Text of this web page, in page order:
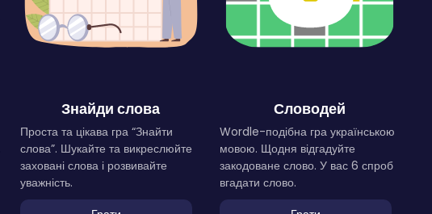
Знайди слова
Проста та цікава гра “Знайти
слова”. Шукайте та викреслюйте
заховані слова і розвивайте
уважність.
Словодей
Wordle-подібна гра українською
мовою. Щодня відгадуйте
закодоване слово. У вас 6 спроб
вгадати слово.